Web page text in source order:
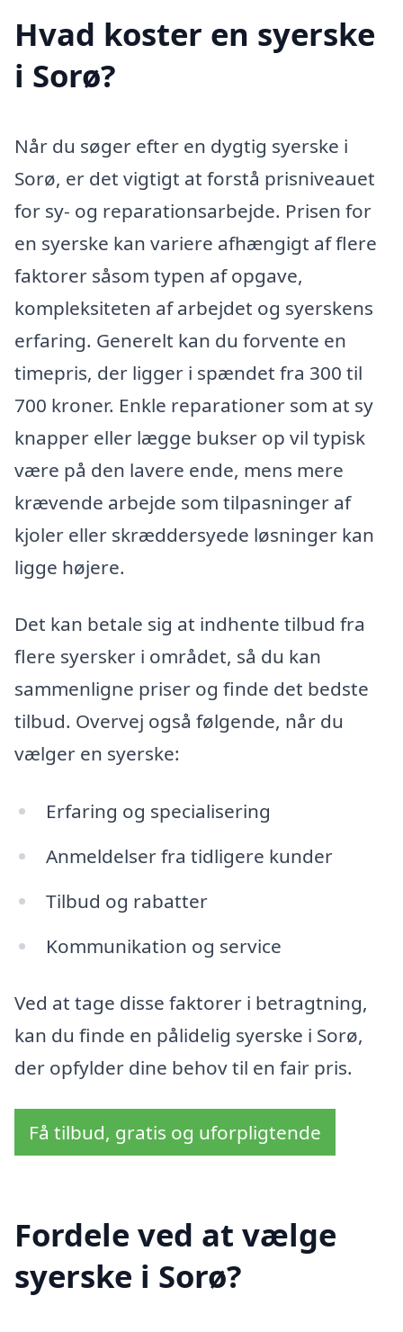
Hvad koster en syerske
i Sorø?
Når du søger efter en dygtig syerske i
Sorø, er det vigtigt at forstå prisniveauet
for sy- og reparationsarbejde. Prisen for
en syerske kan variere afhængigt af flere
faktorer såsom typen af opgave,
kompleksiteten af arbejdet og syerskens
erfaring. Generelt kan du forvente en
timepris, der ligger i spændet fra 300 til
700 kroner. Enkle reparationer som at sy
knapper eller lægge bukser op vil typisk
være på den lavere ende, mens mere
krævende arbejde som tilpasninger af
kjoler eller skræddersyede løsninger kan
ligge højere.
Det kan betale sig at indhente tilbud fra
flere syersker i området, så du kan
sammenligne priser og finde det bedste
tilbud. Overvej også følgende, når du
vælger en syerske:
Erfaring og specialisering
Anmeldelser fra tidligere kunder
Tilbud og rabatter
Kommunikation og service
Ved at tage disse faktorer i betragtning,
kan du finde en pålidelig syerske i Sorø,
der opfylder dine behov til en fair pris.
Få tilbud, gratis og uforpligtende
Fordele ved at vælge
syerske i Sorø?